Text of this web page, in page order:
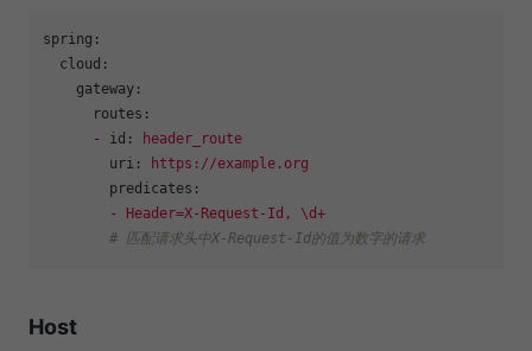
spring:
cloud:
gateway:
routes:
-
id:
header_route
uri:
https://example.org
predicates:
-
Header=X-Request-Id,
\d+
# 匹配请求头中X-Request-Id的值为数字的请求
Host